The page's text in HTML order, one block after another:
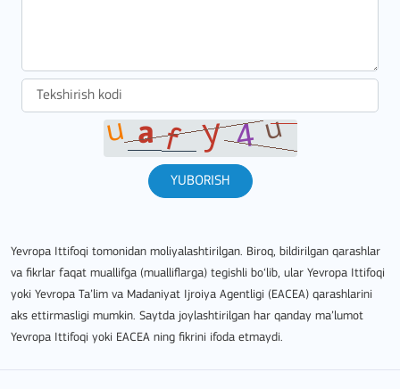
YUBORISH
Yevropa Ittifoqi tomonidan moliyalashtirilgan. Biroq, bildirilgan qarashlar
va fikrlar faqat muallifga (mualliflarga) tegishli bo‘lib, ular Yevropa Ittifoqi
yoki Yevropa Ta’lim va Madaniyat Ijroiya Agentligi (EACEA) qarashlarini
aks ettirmasligi mumkin. Saytda joylashtirilgan har qanday ma’lumot
Yevropa Ittifoqi yoki EACEA ning fikrini ifoda etmaydi.